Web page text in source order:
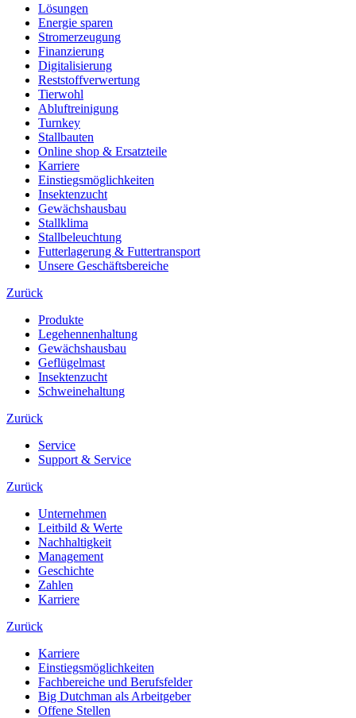
Lösungen
Energie sparen
Stromerzeugung
Finanzierung
Digitalisierung
Reststoffverwertung
Tierwohl
Abluftreinigung
Turnkey
Stallbauten
Online shop & Ersatzteile
Karriere
Einstiegsmöglichkeiten
Insektenzucht
Gewächshausbau
Stallklima
Stallbeleuchtung
Futterlagerung & Futtertransport
Unsere Geschäftsbereiche
Zurück
Produkte
Legehennenhaltung
Gewächshausbau
Geflügelmast
Insektenzucht
Schweinehaltung
Zurück
Service
Support & Service
Zurück
Unternehmen
Leitbild & Werte
Nachhaltigkeit
Management
Geschichte
Zahlen
Karriere
Zurück
Karriere
Einstiegsmöglichkeiten
Fachbereiche und Berufsfelder
Big Dutchman als Arbeitgeber
Offene Stellen